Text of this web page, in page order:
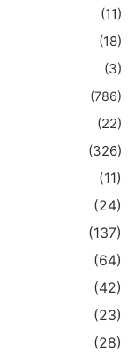
(11)
(18)
(3)
(786)
(22)
(326)
(11)
(24)
(137)
(64)
(42)
(23)
(28)